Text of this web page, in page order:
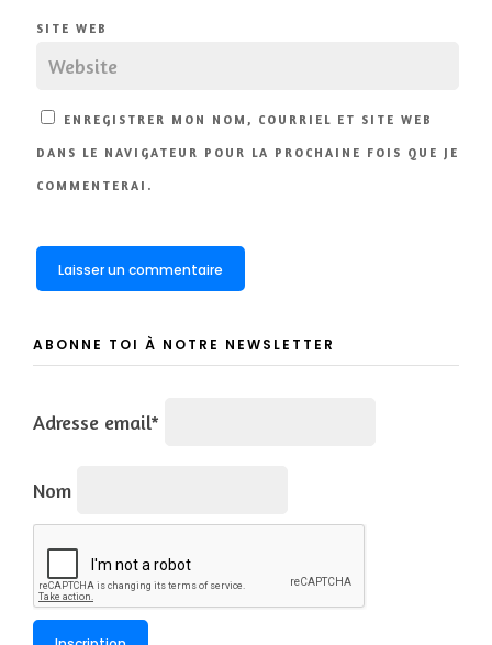
SITE WEB
ENREGISTRER MON NOM, COURRIEL ET SITE WEB
DANS LE NAVIGATEUR POUR LA PROCHAINE FOIS QUE JE
COMMENTERAI.
ABONNE TOI À NOTRE NEWSLETTER
Adresse email*
Nom